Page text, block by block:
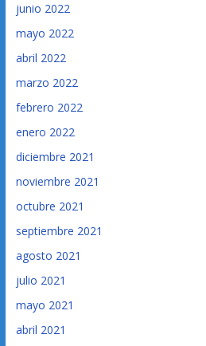
junio 2022
mayo 2022
abril 2022
marzo 2022
febrero 2022
enero 2022
diciembre 2021
noviembre 2021
octubre 2021
septiembre 2021
agosto 2021
julio 2021
mayo 2021
abril 2021